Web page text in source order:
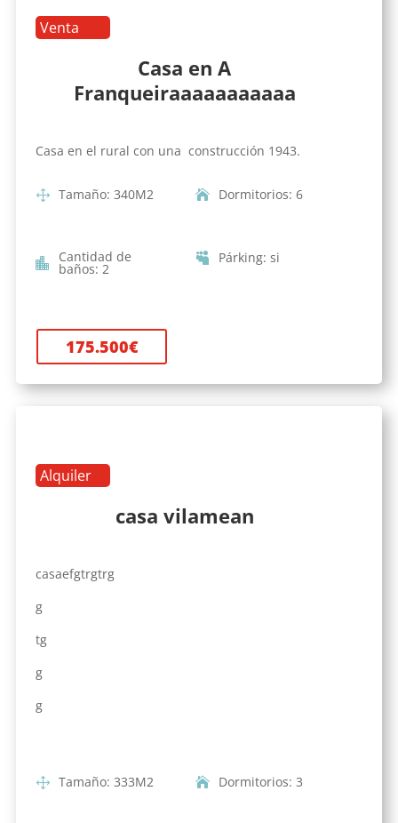
Venta
Casa en A
Franqueiraaaaaaaaaaa
Casa en el rural con una construcción 1943.
Tamaño: 340M2 Dormitorios: 6
Cantidad de
baños: 2
Párking: si
175.500€
Alquiler
casa vilamean
casaefgtrgtrg
g
tg
g
g
Tamaño: 333M2 Dormitorios: 3